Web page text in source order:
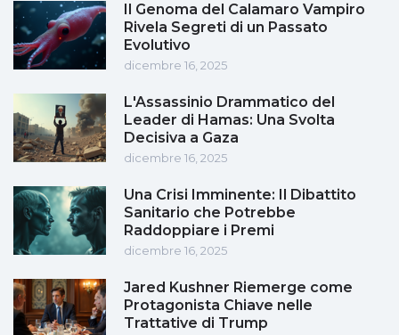
Il Genoma del Calamaro Vampiro
Rivela Segreti di un Passato
Evolutivo
dicembre 16, 2025
L'Assassinio Drammatico del
Leader di Hamas: Una Svolta
Decisiva a Gaza
dicembre 16, 2025
Una Crisi Imminente: Il Dibattito
Sanitario che Potrebbe
Raddoppiare i Premi
dicembre 16, 2025
Jared Kushner Riemerge come
Protagonista Chiave nelle
Trattative di Trump